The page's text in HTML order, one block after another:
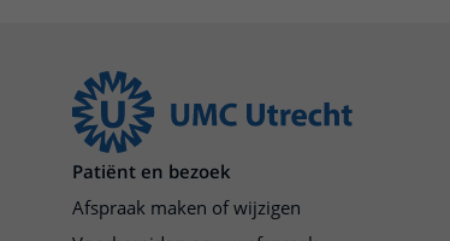
Patiënt en bezoek
Afspraak maken of wijzigen